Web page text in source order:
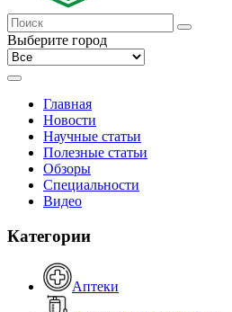
Выберите город
Главная
Новости
Научные статьи
Полезные статьи
Обзоры
Специальности
Видео
Категории
Аптеки